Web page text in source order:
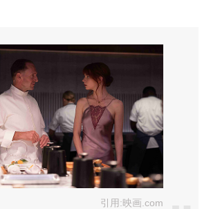
引用:映画.com